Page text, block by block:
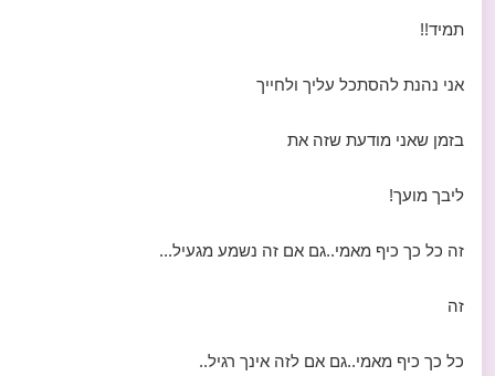
תמיד!!
אני נהנת להסתכל עליך ולחייך
בזמן שאני מודעת שזה את
ליבך מועך!
זה כל כך כיף מאמי..גם אם זה נשמע מגעיל...
זה
כל כך כיף מאמי..גם אם לזה אינך רגיל..